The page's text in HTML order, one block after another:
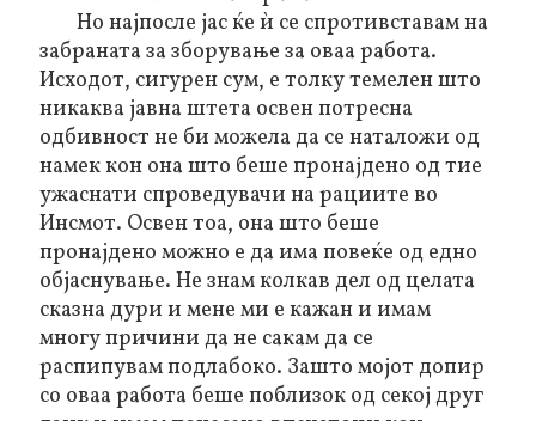
Но најпосле јас ќе ѝ се спротивставам на
забраната за зборување за оваа работа.
Исходот, сигурен сум, е толку темелен што
никаква јавна штета освен потресна
одбивност не би можела да се наталожи од
намек кон она што беше пронајдено од тие
ужаснати спроведувачи на рациите во
Инсмот. Освен тоа, она што беше
пронајдено можно е да има повеќе од едно
објаснување. Не знам колкав дел од целата
сказна дури и мене ми е кажан и имам
многу причини да не сакам да се
распипувам подлабоко. Зашто мојот допир
со оваа работа беше поблизок од секој друг